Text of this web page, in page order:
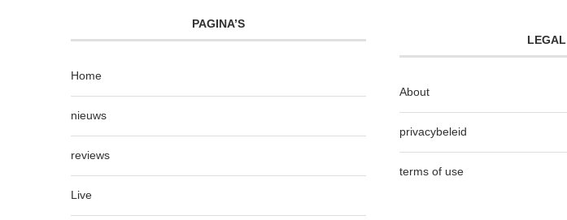
PAGINA’S
Home
nieuws
reviews
Live
LEGAL
About
privacybeleid
terms of use